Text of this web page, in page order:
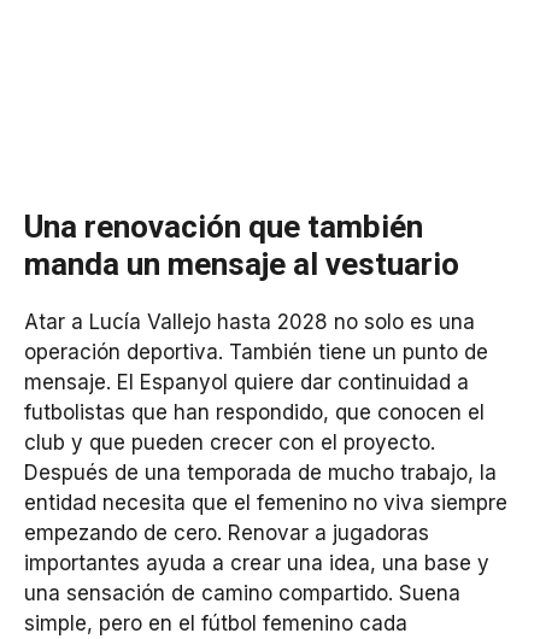
Una renovación que también
manda un mensaje al vestuario
Atar a Lucía Vallejo hasta 2028 no solo es una
operación deportiva. También tiene un punto de
mensaje. El Espanyol quiere dar continuidad a
futbolistas que han respondido, que conocen el
club y que pueden crecer con el proyecto.
Después de una temporada de mucho trabajo, la
entidad necesita que el femenino no viva siempre
empezando de cero. Renovar a jugadoras
importantes ayuda a crear una idea, una base y
una sensación de camino compartido. Suena
simple, pero en el fútbol femenino cada